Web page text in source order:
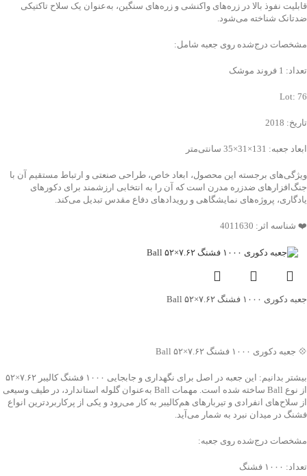
قابلیت نفوذ بالا در زره‌های واکنشی و زره‌های سنگین، به‌عنوان یک سلاح تاکتیکی
ضدتانک شناخته می‌شود.
مشخصات درج‌شده روی جعبه شامل:
تعداد: 1 فروند موشک
Lot: 76
تاریخ: 2018
ابعاد جعبه: 131×31×35 سانتی‌متر
ویژگی‌های برجسته این محصول، ابعاد خاص، طراحی صنعتی و ارتباط مستقیم آن با
جنگ‌افزارهای ضدزره مدرن است که آن را به انتخابی ارزشمند برای دکورهای
یادگاری، پروژه‌های نمایشگاهی و رویدادهای دفاع مقدس تبدیل می‌کند.
❤️ شناسه اثر: 4011630
جعبه دکوری ۱۰۰۰ فشنگ ۷.۶۲×۵۲ Ball
💠 جعبه دکوری ۱۰۰۰ فشنگ ۷.۶۲×۵۲ Ball
بیشتر بدانیم: این جعبه در اصل برای نگهداری و جابجایی ۱۰۰۰ فشنگ کالیبر ۷.۶۲×۵۲
از نوع Ball ساخته شده است. مهمات Ball به‌عنوان گلوله استاندارد، در طیف وسیعی
از سلاح‌های انفرادی و تیربارهای هم‌کالیبر به کار می‌رود و یکی از پرکاربردترین انواع
فشنگ در میدان نبرد به شمار می‌آید.
مشخصات درج‌شده روی جعبه:
تعداد: ۱۰۰۰ فشنگ